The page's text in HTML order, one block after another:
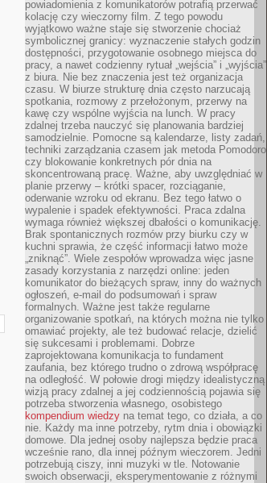
powiadomienia z komunikatorów potrafią przerwać
kolację czy wieczorny film. Z tego powodu
wyjątkowo ważne staje się stworzenie chociaż
symbolicznej granicy: wyznaczenie stałych godzin
dostępności, przygotowanie osobnego miejsca do
pracy, a nawet codzienny rytuał „wejścia” i „wyjścia”
z biura. Nie bez znaczenia jest też organizacja
czasu. W biurze strukturę dnia często narzucają
spotkania, rozmowy z przełożonym, przerwy na
kawę czy wspólne wyjścia na lunch. W pracy
zdalnej trzeba nauczyć się planowania bardziej
samodzielnie. Pomocne są kalendarze, listy zadań,
techniki zarządzania czasem jak metoda Pomodoro
czy blokowanie konkretnych pór dnia na
skoncentrowaną pracę. Ważne, aby uwzględniać w
planie przerwy – krótki spacer, rozciąganie,
oderwanie wzroku od ekranu. Bez tego łatwo o
wypalenie i spadek efektywności. Praca zdalna
wymaga również większej dbałości o komunikację.
Brak spontanicznych rozmów przy biurku czy w
kuchni sprawia, że część informacji łatwo może
„zniknąć”. Wiele zespołów wprowadza więc jasne
zasady korzystania z narzędzi online: jeden
komunikator do bieżących spraw, inny do ważnych
ogłoszeń, e-mail do podsumowań i spraw
formalnych. Ważne jest także regularne
organizowanie spotkań, na których można nie tylko
omawiać projekty, ale też budować relacje, dzielić
się sukcesami i problemami. Dobrze
zaprojektowana komunikacja to fundament
zaufania, bez którego trudno o zdrową współpracę
na odległość. W połowie drogi między idealistyczną
wizją pracy zdalnej a jej codziennością pojawia się
potrzeba stworzenia własnego, osobistego
kompendium wiedzy na temat tego, co działa, a co
nie. Każdy ma inne potrzeby, rytm dnia i obowiązki
domowe. Dla jednej osoby najlepsza będzie praca
wcześnie rano, dla innej późnym wieczorem. Jedni
potrzebują ciszy, inni muzyki w tle. Notowanie
swoich obserwacji, eksperymentowanie z różnymi